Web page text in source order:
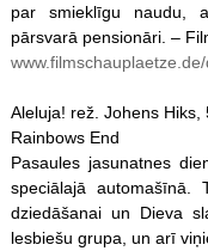
par smieklīgu naudu,
pārsvarā pensionāri. –
Aleluja! rež. Johens Hiks,
Rainbows End
Pasaules jasunatnes
speciālajā automašīnā.
dziedāšanai un Dieva
lesbiešu grupa, un arī